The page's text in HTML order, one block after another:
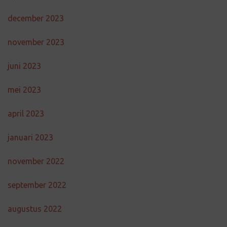
december 2023
november 2023
juni 2023
mei 2023
april 2023
januari 2023
november 2022
september 2022
augustus 2022